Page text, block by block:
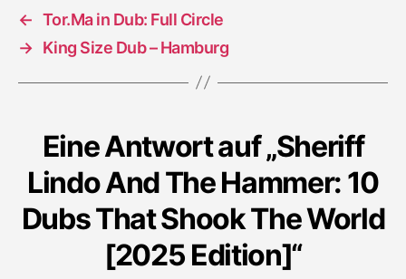
⭐
← Tor.Ma in Dub: Full Circle
→ King Size Dub – Hamburg
Eine Antwort auf „Sheriff
Lindo And The Hammer: 10
Dubs That Shook The World
[2025 Edition]“